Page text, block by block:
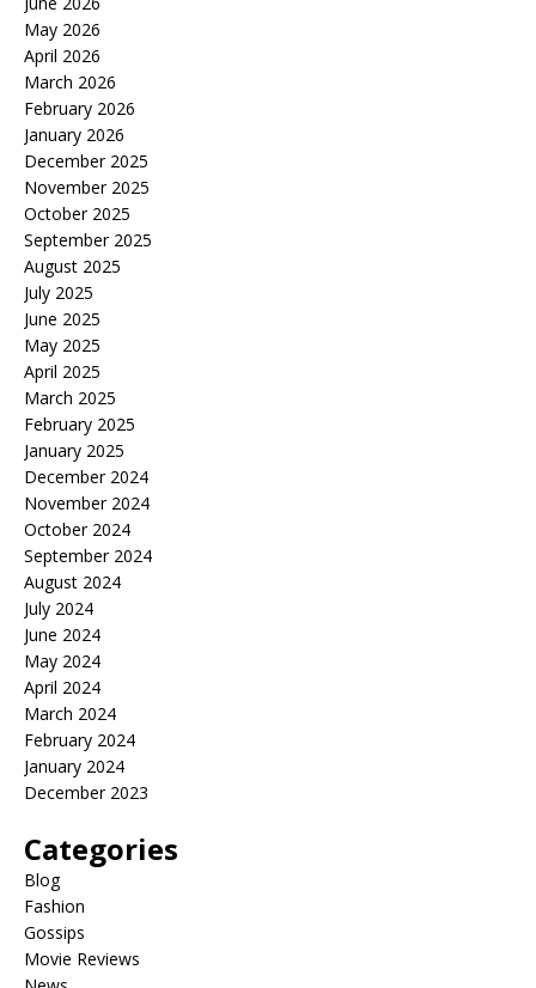
May 2026
April 2026
March 2026
February 2026
January 2026
December 2025
November 2025
October 2025
September 2025
August 2025
July 2025
June 2025
May 2025
April 2025
March 2025
February 2025
January 2025
December 2024
November 2024
October 2024
September 2024
August 2024
July 2024
June 2024
May 2024
April 2024
March 2024
February 2024
January 2024
December 2023
Categories
Blog
Fashion
Gossips
Movie Reviews